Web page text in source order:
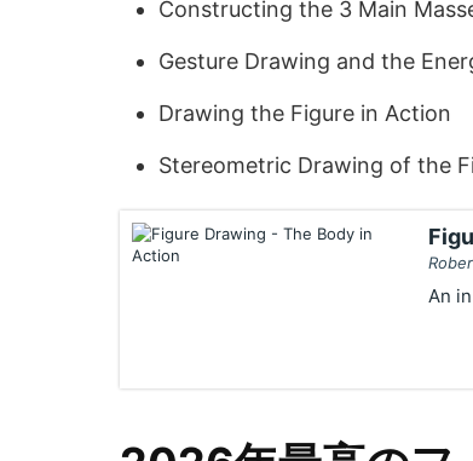
Constructing the 3 Main
Gesture Drawing and the
Drawing the Figure in Action
Stereometric Drawing of the
An